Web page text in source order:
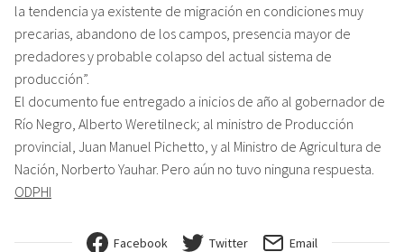
la tendencia ya existente de migración en condiciones muy
precarias, abandono de los campos, presencia mayor de
predadores y probable colapso del actual sistema de
producción”.
El documento fue entregado a inicios de año al gobernador de
Río Negro, Alberto Weretilneck; al ministro de Producción
provincial, Juan Manuel Pichetto, y al Ministro de Agricultura de
Nación, Norberto Yauhar. Pero aún no tuvo ninguna respuesta.
ODPHI
Facebook Twitter Email